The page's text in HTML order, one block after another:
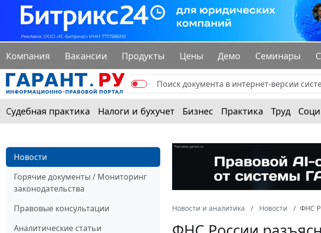
Компания Вакансии Продукты Цены Демо Семинары
Судебная практика Налоги и бухучет Бизнес Практика Труд
Новости
Горячие документы / Мониторинг
законодательства
Правовые консультации
Аналитические статьи
Новости и аналитика Новости ФНС